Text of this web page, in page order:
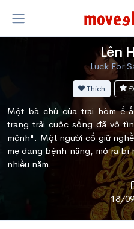
Lên
Luck For
Thích
Một bà chủ của trại hòm ế
trang trải cuộc sống đã vô
mệnh". Một người cố giữ
mẹ đang bệnh nặng, mở ra bí
nhiều năm.
18/